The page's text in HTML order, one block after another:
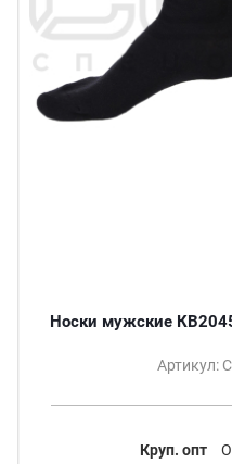
Носки мужские
Артикул:
Круп. опт